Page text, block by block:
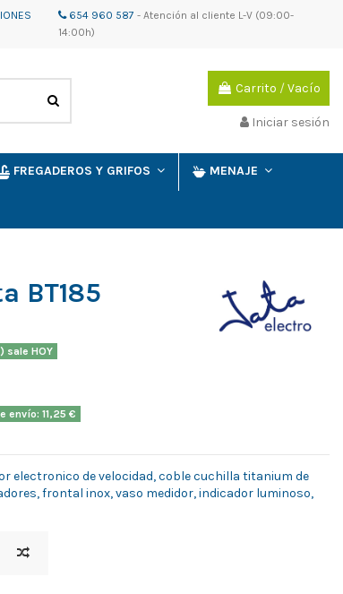
654 960 587 - Atención al cliente L-V (09:00-
14:00h)
Carrito /Vacío
Iniciar sesión
FREGADEROS Y GRIFOS MENAJE
BT185
sale HOY
envío: 11,25 €
electronico de velocidad, coble cuchilla titanium de
frontal inox, vaso medidor, indicador luminoso,